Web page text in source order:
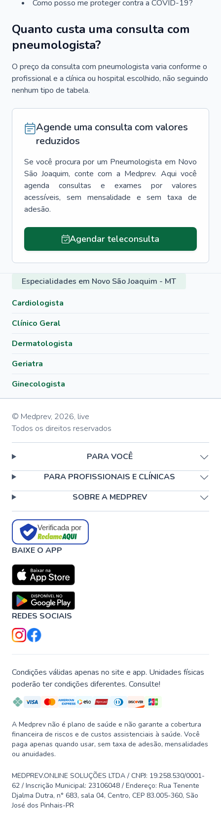
Como posso me proteger contra a COVID-19?
Quanto custa uma consulta com
pneumologista?
O preço da consulta com pneumologista varia conforme o
profissional e a clínica ou hospital escolhido, não seguindo
nenhum tipo de tabela.
Agende uma consulta com valores
reduzidos
Se você procura por um Pneumologista em Novo
São Joaquim, conte com a Medprev. Aqui você
agenda consultas e exames por valores
acessíveis, sem mensalidade e sem taxa de
adesão.
Agendar teleconsulta
Especialidades em Novo São Joaquim - MT
Cardiologista
Clínico Geral
Dermatologista
Geriatra
Ginecologista
© Medprev, 2026, live
Todos os direitos reservados
PARA VOCÊ
PARA PROFISSIONAIS E CLÍNICAS
SOBRE A MEDPREV
Verificada por
BAIXE O APP
REDES SOCIAIS
Condições válidas apenas no site e app. Unidades físicas
poderão ter condições diferentes. Consulte!
A Medprev não é plano de saúde e não garante a cobertura
financeira de riscos e de custos assistenciais à saúde. Você
paga apenas quando usar, sem taxa de adesão, mensalidades
ou anuidades.
MEDPREV.ONLINE SOLUÇÕES LTDA / CNPJ: 19.258.530/0001-
62 / Inscrição Municipal: 23106048 / Endereço: Rua Tenente
Djalma Dutra, n° 683, sala 04, Centro, CEP 83.005-360, São
José dos Pinhais-PR